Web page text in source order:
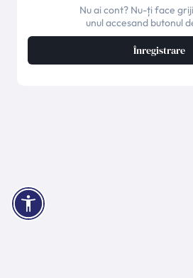
Nu ai cont? Nu-ți face
unul accesand butonul
Înregistrare